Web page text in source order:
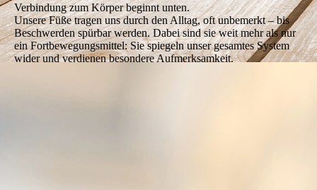
Verbindung zum Körper beginnt unten.
Unsere Füße tragen uns durch den Alltag, oft unbemerkt – bis
Beschwerden spürbar werden. Dabei sind sie weit mehr als nur
ein Fortbewegungsmittel: Sie spiegeln unser gesamtes System
wider und verdienen besondere Aufmerksamkeit.